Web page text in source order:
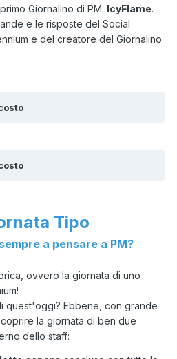
Giornalino di PM: IcyFlame.
e le risposte del Social
e del creatore del Giornalino
Tipo
a pensare a PM?
ovvero la giornata di uno
quest'oggi? Ebbene, con grande
la giornata di ben due
dello staff: